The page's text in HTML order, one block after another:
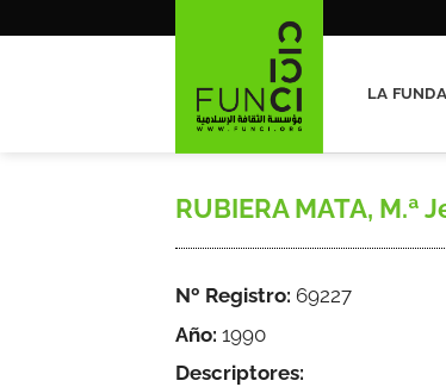
LA
RUBIERA MATA, M.ª
Nº Registro: 69227
Año: 1990
Descriptores: